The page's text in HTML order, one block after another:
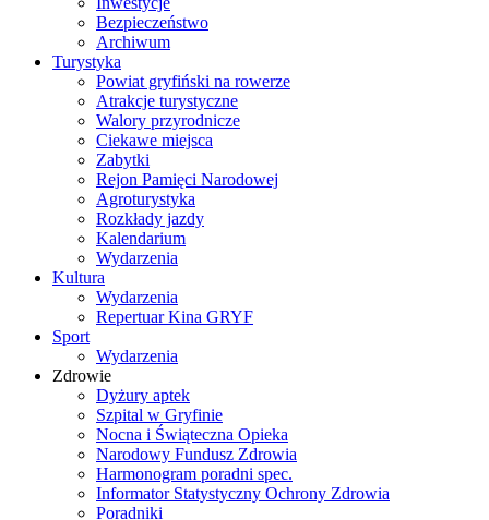
Bezpieczeństwo
Archiwum
Turystyka
Powiat gryfiński na rowerze
Atrakcje turystyczne
Walory przyrodnicze
Ciekawe miejsca
Zabytki
Rejon Pamięci Narodowej
Agroturystyka
Rozkłady jazdy
Kalendarium
Wydarzenia
Kultura
Wydarzenia
Repertuar Kina GRYF
Sport
Wydarzenia
Zdrowie
Dyżury aptek
Szpital w Gryfinie
Nocna i Świąteczna Opieka
Narodowy Fundusz Zdrowia
Harmonogram poradni spec.
Informator Statystyczny Ochrony Zdrowia
Poradniki